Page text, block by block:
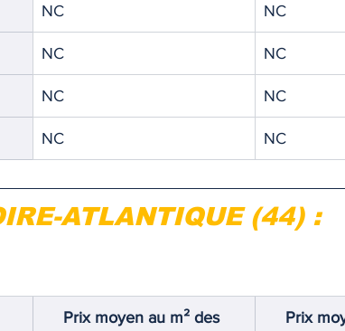
MEMOS
NC NC
NC NC
NC NC
NC NC
ATLANTIQUE (44) :
Prix moyen au m² des
Prix